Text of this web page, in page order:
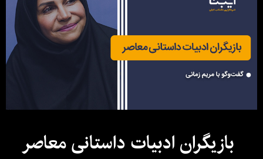
بازیگران ادبیات داستانی معاصر